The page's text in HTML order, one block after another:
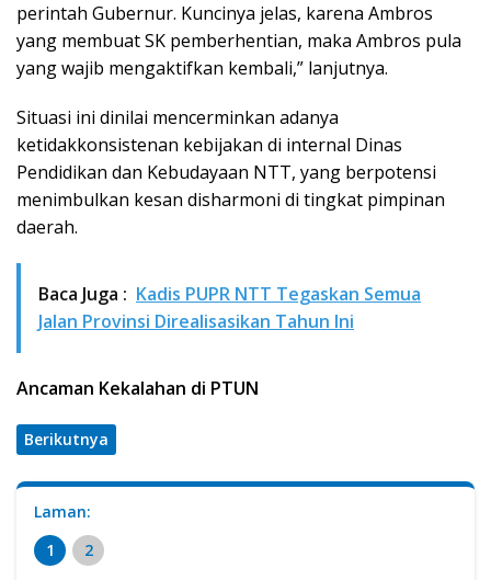
perintah Gubernur. Kuncinya jelas, karena Ambros
yang membuat SK pemberhentian, maka Ambros pula
yang wajib mengaktifkan kembali,” lanjutnya.
Situasi ini dinilai mencerminkan adanya
ketidakkonsistenan kebijakan di internal Dinas
Pendidikan dan Kebudayaan NTT, yang berpotensi
menimbulkan kesan disharmoni di tingkat pimpinan
daerah.
Baca Juga : Kadis PUPR NTT Tegaskan Semua
Jalan Provinsi Direalisasikan Tahun Ini
Ancaman Kekalahan di PTUN
Berikutnya
Laman:
1
2